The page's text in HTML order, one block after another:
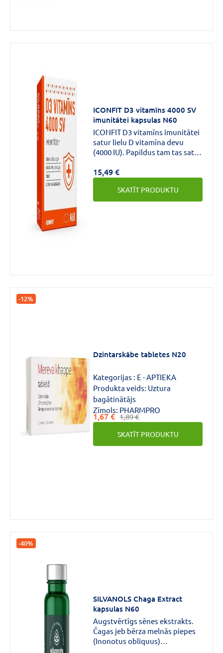
ICONFIT D3 vitamīns 4000 SV
imunitātei kapsulas N60
ICONFIT D3 vitamīns imunitātei
satur lielu D vitamīna devu
(4000 IU). Papildus tam tas satur
apelsīna eļļu un cinku. Ražots,
izmantojot tikai augstākās
kvalitātes eļļas kapsulas.
15,49 €
SKATĪT PRODUKTU
-12%
Dzintarskābe tabletes N20
Kategorijas : E - APTIEKA
Produkta veids: Uztura
bagātinātājs
Zīmols: PHARMPRO
1,67 € 1,89 €
SKATĪT PRODUKTU
-40%
SILVANOLS Chaga Extract
kapsulas N60
Augstvērtīgs sēnes ekstrakts.
Čagas jeb bērza melnās piepes
(Inonotus obliquus)